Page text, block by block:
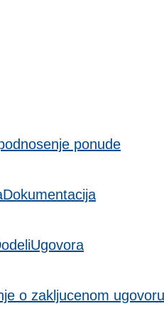
ponude
o zakljucenom ugovoru